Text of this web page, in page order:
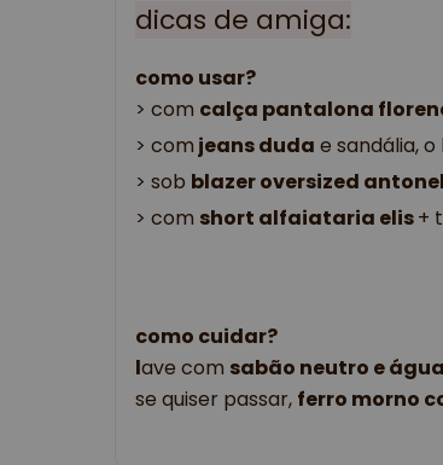
dicas de amiga:
como usar?
> com calça pantalona
> com jeans duda e sandália,
> sob blazer oversized
> com short alfaiataria elis +
como cuidar?
lave com sabão neutro e
se quiser passar, ferro morno